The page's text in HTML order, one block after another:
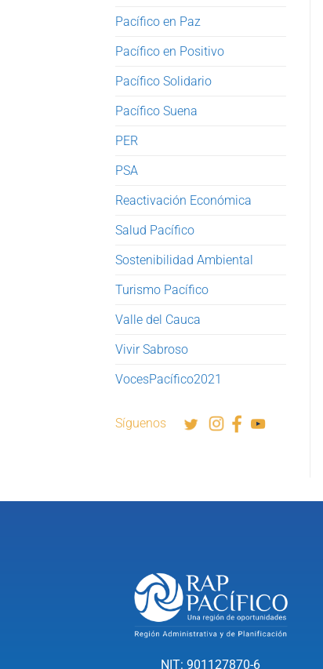
Pacífico en Paz
Pacífico en Positivo
Pacífico Solidario
Pacífico Suena
PER
PSA
Reactivación Económica
Salud Pacífico
Sostenibilidad Ambiental
Turismo Pacífico
Valle del Cauca
Vivir Sabroso
VocesPacífico2021
Síguenos
NIT: 901127870-6